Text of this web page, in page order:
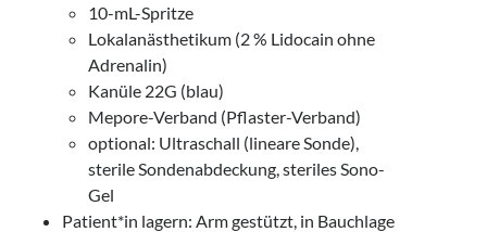
10-mL-Spritze
Lokalanästhetikum (2 % Lidocain ohne
Adrenalin)
Kanüle 22G (blau)
Mepore-Verband (Pflaster-Verband)
optional: Ultraschall (lineare Sonde),
sterile Sondenabdeckung, steriles Sono-
Gel
Patient*in lagern: Arm gestützt, in Bauchlage